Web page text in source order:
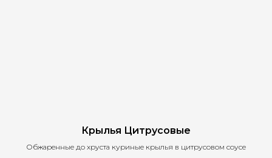
Крылья Цитрусовые
Обжаренные до хруста куриные крылья в цитрусовом соусе